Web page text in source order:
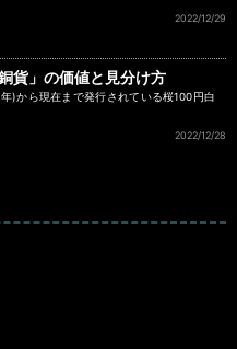
2022/12/29
貨」の価値と見分け方
)から現在まで発行されている桜100円白
2022/12/28